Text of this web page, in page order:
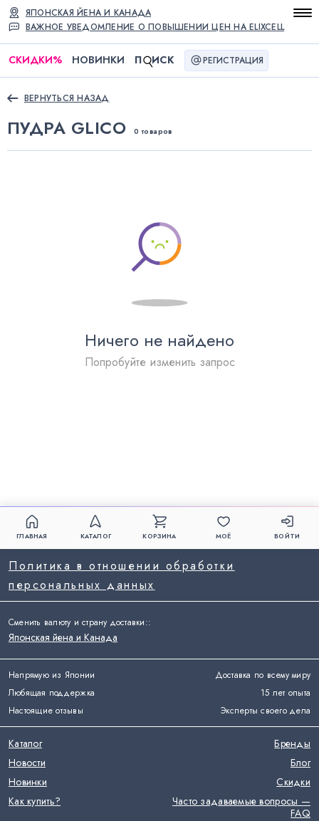
ВАЖНОЕ УВЕДОМЛЕНИЕ О ПОВЫШЕНИИ ЦЕН НА ELIXCELL
ЯПОНСКАЯ ЙЕНА И КАНАДА
СКИДКИ% НОВИНКИ П ИСК РЕГИСТРАЦИЯ
ВЕРНУТЬСЯ НАЗАД
ПУДРА GLICO 0 товаров
Ничего не найдено
Попробуйте изменить запрос
ГЛАВНАЯ КАТАЛОГ КОРЗИНА МОЁ ВОЙТИ
Напрямую из Японии
Доставка по всему миру
Любящая поддержка
15 лет опыта
Настоящие отзывы
Эксперты своего дела
Политика в отношении обработки
персональных данных
Каталог
Бренды
Новости
Блог
Новинки
Скидки
Как купить?
Часто задаваемые вопросы —
FAQ
Сменить валюту и страну доставки::
Японская йена и Канада